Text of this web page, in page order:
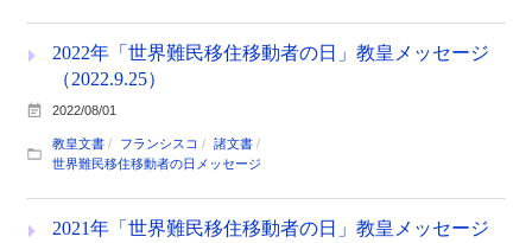
2022年「世界難民移住移動者の日」教皇メッセージ
（2022.9.25）
2022/08/01
教皇文書 フランシスコ
諸文書
世界難民移住移動者の日メッセージ
2021年「世界難民移住移動者の日」教皇メッセージ